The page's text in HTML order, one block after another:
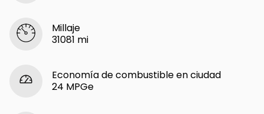
Millaje
31081 mi
Economía de combustible en ciudad
24 MPGe